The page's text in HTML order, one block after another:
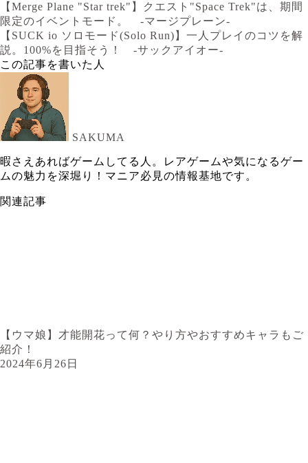
【Merge Plane "Star trek"】クエスト"Space Trek"は、期間
限定のイベントモード。 -マージプレーン-
【SUCK io ソロモード(Solo Run)】一人プレイのコツを解
説。100%を目指そう！ -サックアイオー-
この記事を書いた人
SAKUMA
暇さえあればゲームしてる人。レアゲームや気になるゲー
ムの魅力を深堀り！マニア必見の情報基地です。
関連記事
【ウマ娘】才能開花って何？やり方やおすすめキャラもご
紹介！
2024年6月26日